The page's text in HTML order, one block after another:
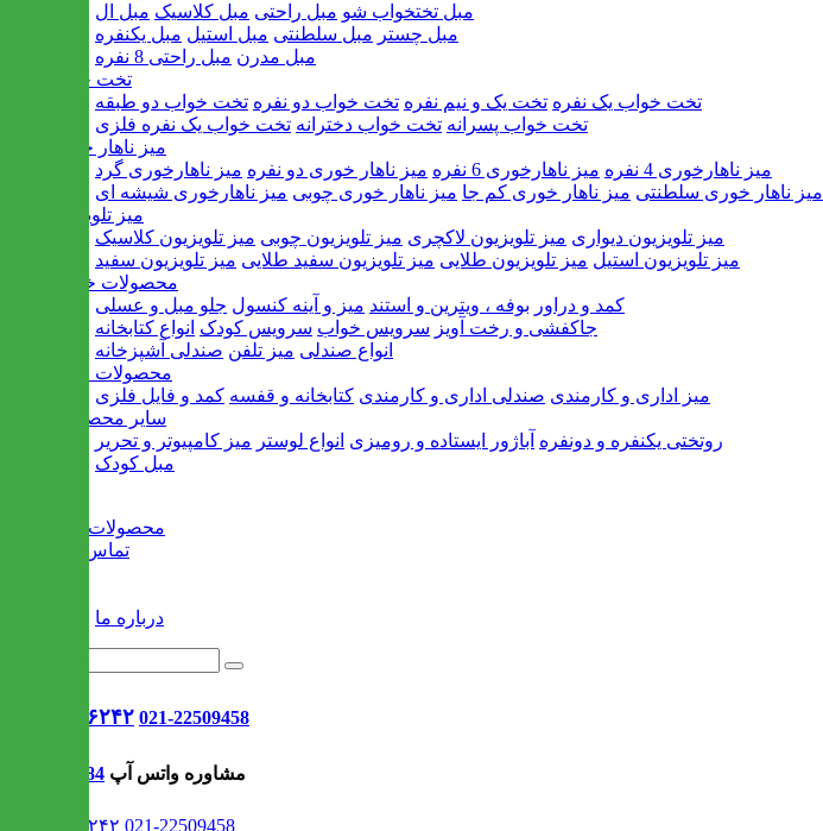
مبل تختخواب شو مبل راحتی مبل کلاسیک مبل ال
مبل چستر مبل سلطنتی مبل استیل مبل یکنفره
مبل مدرن مبل راحتی 8 نفره
تخت خواب
تخت خواب یک نفره تخت یک و نیم نفره تخت خواب دو نفره تخت خواب دو طبقه
تخت خواب پسرانه تخت خواب دخترانه تخت خواب یک نفره فلزی
میز ناهار خوری
میز ناهارخوری 4 نفره
میز ناهارخوری 6 نفره میز ناهار خوری دو نفره میز ناهارخوری گرد
میز ناهار خوری سلطنتی میز ناهار خوری کم جا میز ناهار خوری چوبی میز ناهارخوری شیشه ای
میز تلویزیون
میز تلویزیون دیواری میز تلویزیون لاکچری میز تلویزیون چوبی میز تلویزیون کلاسیک
میز تلویزیون استیل میز تلویزیون طلایی میز تلویزیون سفید طلایی میز تلویزیون سفید
محصولات خانگی
کمد و دراور بوفه ، ویترین و استند میز و آینه کنسول جلو مبل و عسلی
جاکفشی و رخت آویز سرویس خواب سرویس کودک انواع کتابخانه
انواع صندلی میز تلفن صندلی آشپزخانه
محصولات اداری
میز اداری و کارمندی صندلی اداری و کارمندی کتابخانه و قفسه کمد و فایل فلزی
سایر محصولات
روتختی یکنفره و دونفره آباژور ایستاده و رومیزی انواع لوستر میز کامپیوتر و تحریر
مبل کودک
محصولات جدید
تماس با ما
درباره ما
021-۹۱۳۰۶۲۴۲ 021-22509458
09302308484 مشاوره واتس آپ
021-۹۱۳۰۶۲۴۲ 021-22509458